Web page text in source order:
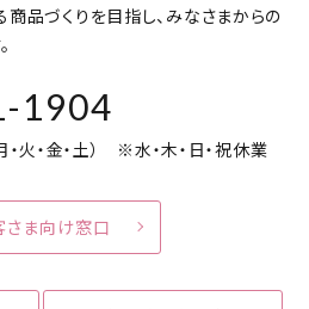
品づくりを目指し、みなさまからの
1904
火・金・土） ※水・木・日・祝休業
さま向け窓口